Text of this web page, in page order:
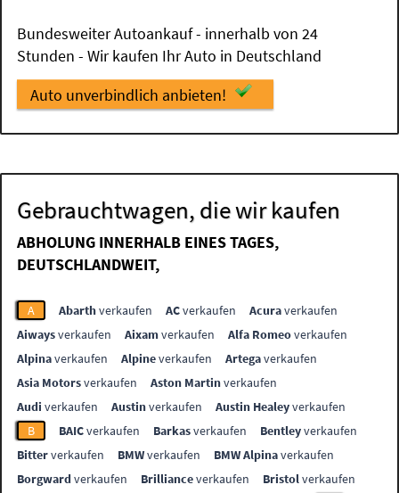
Bundesweiter Autoankauf - innerhalb von 24
Stunden - Wir kaufen Ihr Auto in Deutschland
Auto unverbindlich anbieten!
Gebrauchtwagen, die wir kaufen
ABHOLUNG INNERHALB EINES TAGES,
DEUTSCHLANDWEIT,
A Abarthverkaufen ACverkaufen Acuraverkaufen
Aiwaysverkaufen Aixamverkaufen Alfa Romeoverkaufen
Alpinaverkaufen Alpineverkaufen Artegaverkaufen
Asia Motorsverkaufen Aston Martinverkaufen
Audi verkaufen Austinverkaufen Austin Healeyverkaufen
B
BAICverkaufen Barkasverkaufen Bentleyverkaufen
Bitterverkaufen BMWverkaufen BMW Alpinaverkaufen
Borgwardverkaufen Brillianceverkaufen Bristolverkaufen